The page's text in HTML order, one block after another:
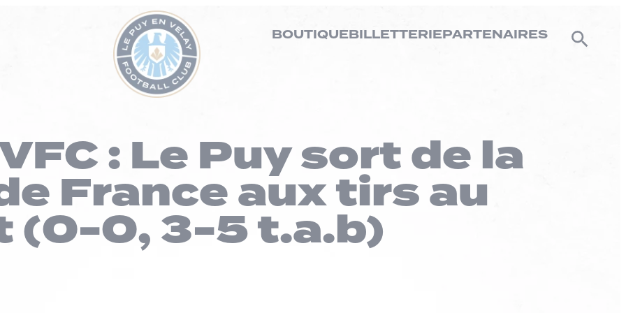
BOUTIQUEBILLETTERIEPARTENAIRES
: Le Puy sort de la
France aux tirs au
(0-0, 3-5 t.a.b)